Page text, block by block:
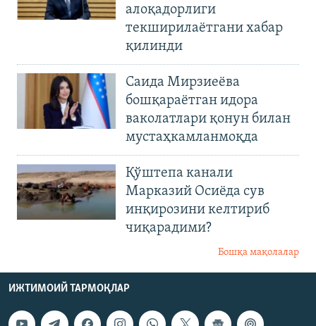
алоқадорлиги
текширилаётгани хабар
қилинди
Саида Мирзиеёва
бошқараётган идора
ваколатлари қонун билан
мустаҳкамланмоқда
Қўштепа канали
Марказий Осиёда сув
инқирозини келтириб
чиқарадими?
Бошқа мақолалар
ИЖТИМОИЙ ТАРМОҚЛАР